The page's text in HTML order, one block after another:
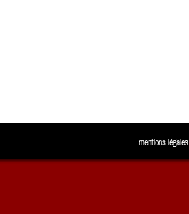
mentions légales